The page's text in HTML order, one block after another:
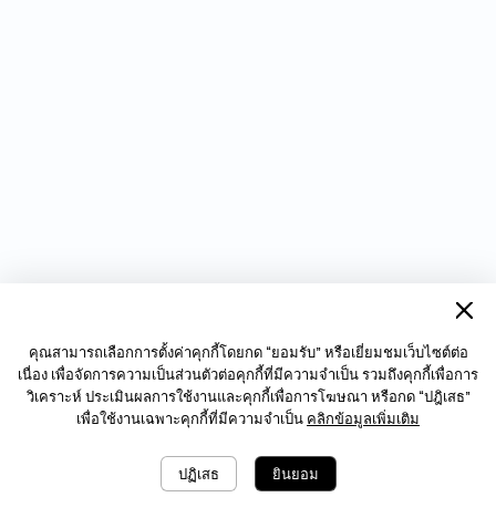
คุณสามารถเลือกการตั้งค่าคุกกี้โดยกด “ยอมรับ” หรือเยี่ยมชมเว็บไซต์ต่อ
เนื่อง เพื่อจัดการความเป็นส่วนตัวต่อคุกกี้ที่มีความจำเป็น รวมถึงคุกกี้เพื่อการ
วิเคราะห์ ประเมินผลการใช้งานและคุกกี้เพื่อการโฆษณา หรือกด “ปฎิเสธ”
เพื่อใช้งานเฉพาะคุกกี้ที่มีความจำเป็น คลิกข้อมูลเพิ่มเติม
ปฏิเสธ ยินยอม